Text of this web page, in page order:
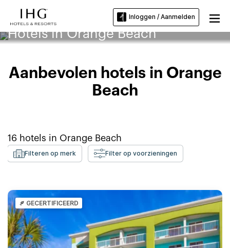
Inloggen / Aanmelden
Hotels in Orange Beach
Aanbevolen hotels in Orange
Beach
16 hotels in Orange Beach
Filteren op merk Filter op voorzieningen
GECERTIFICEERD